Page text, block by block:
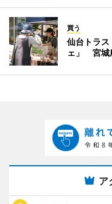
買う
仙台トラ
ェ」 宮城
ア